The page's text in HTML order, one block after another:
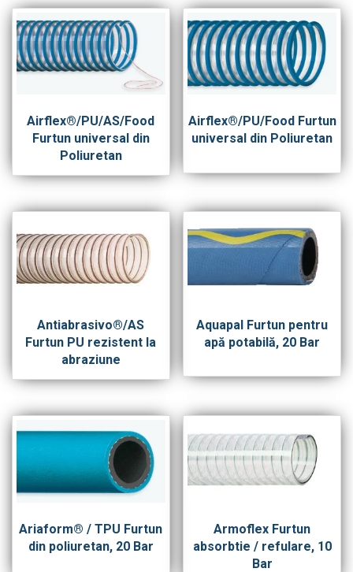
Airflex®/PU/AS/Food
Furtun universal din
Poliuretan
Airflex®/PU/Food Furtun
universal din Poliuretan
Antiabrasivo®/AS
Furtun PU rezistent la
abraziune
Aquapal Furtun pentru
apă potabilă, 20 Bar
Ariaform® / TPU Furtun
din poliuretan, 20 Bar
Armoflex Furtun
absorbtie / refulare, 10
Bar